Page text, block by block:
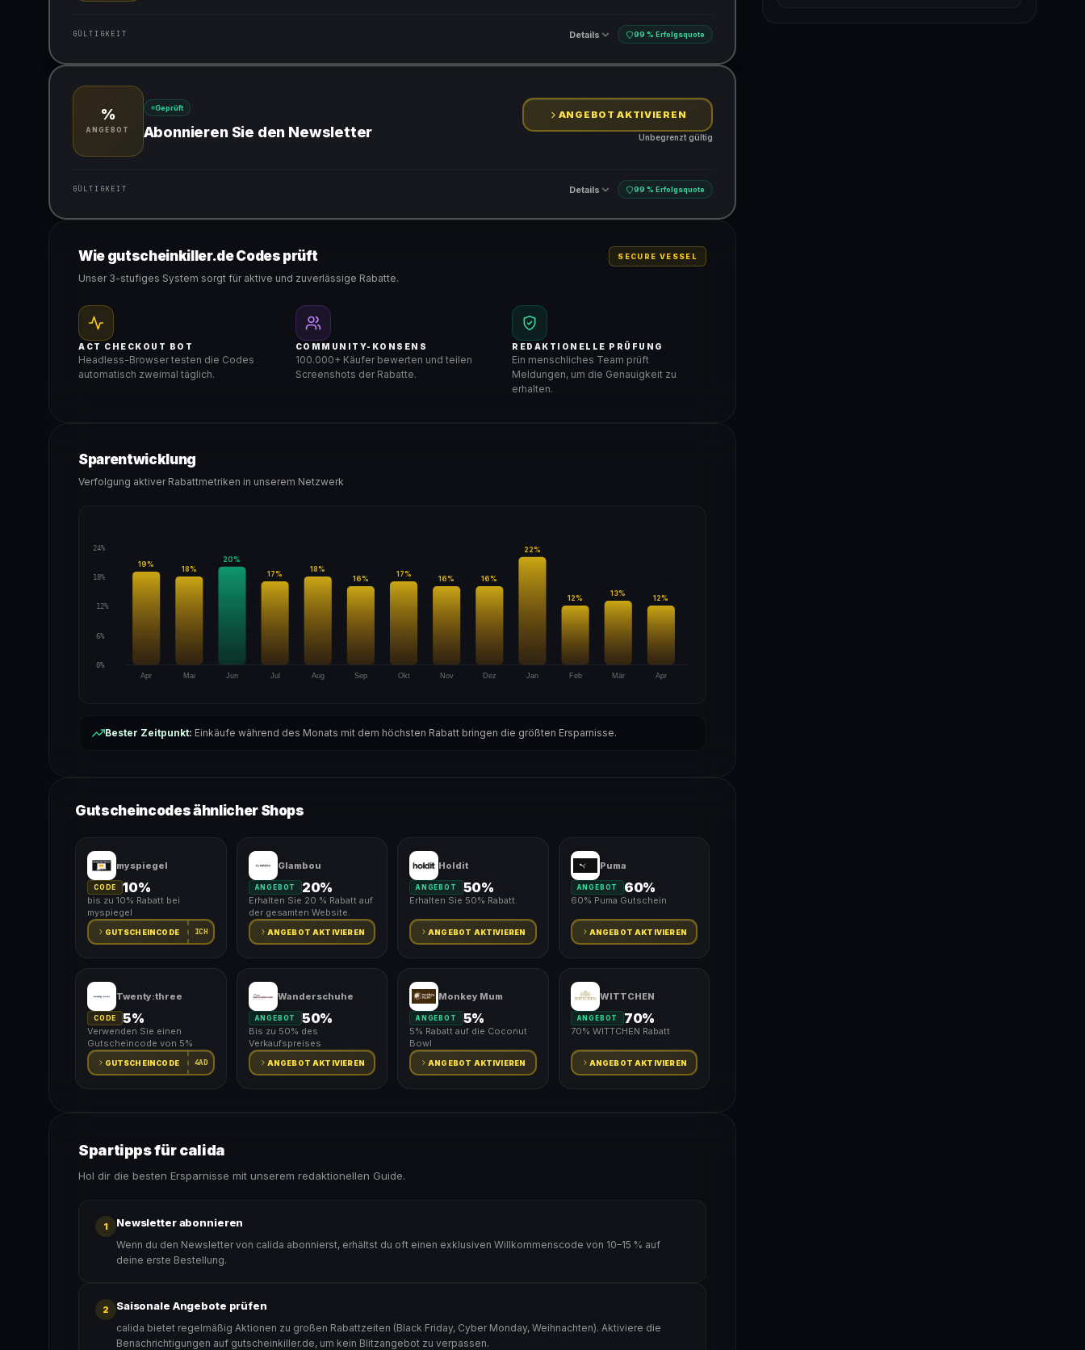
GÜLTIGKEIT Details 99 % Erfolgsquote
Gültig für teilnehmende Produkte
%
ANGEBOT
Geprüft
Abonnieren Sie den Newsletter
ANGEBOT AKTIVIEREN
Unbegrenzt gültig
GÜLTIGKEIT Details 99 % Erfolgsquote
Gültig für teilnehmende Produkte
Wie gutscheinkiller.de Codes prüft
Unser 3-stufiges System sorgt für aktive und zuverlässige Rabatte.
SECURE VESSEL
ACT CHECKOUT BOT
Headless-Browser testen die Codes
automatisch zweimal täglich.
COMMUNITY-KONSENS
100.000+ Käufer bewerten und teilen
Screenshots der Rabatte.
REDAKTIONELLE PRÜFUNG
Ein menschliches Team prüft
Meldungen, um die Genauigkeit zu
erhalten.
Sparentwicklung
Verfolgung aktiver Rabattmetriken in unserem Netzwerk
24%
18%
12%
6%
0%
Apr
19%
Mai
18%
Jun
20%
Jul
17%
Aug
18%
Sep
16%
Okt
17%
Nov
16%
Dez
16%
Jan
22%
Feb
12%
Mär
13%
Apr
12%
Bester Zeitpunkt: Einkäufe während des Monats mit dem höchsten Rabatt bringen die größten Ersparnisse.
Gutscheincodes ähnlicher Shops
myspiegel
CODE 10%
bis zu 10% Rabatt bei
myspiegel
GUTSCHEINCODE ICH
Glambou
ANGEBOT 20%
Erhalten Sie 20 % Rabatt auf
der gesamten Website.
ANGEBOT AKTIVIEREN
Holdit
ANGEBOT 50%
Erhalten Sie 50% Rabatt.
ANGEBOT AKTIVIEREN
Puma
ANGEBOT 60%
60% Puma Gutschein
ANGEBOT AKTIVIEREN
Twenty:three
CODE 5%
Verwenden Sie einen
Gutscheincode von 5%
GUTSCHEINCODE 4AD
Wanderschuhe
ANGEBOT 50%
Bis zu 50% des
Verkaufspreises
ANGEBOT AKTIVIEREN
Monkey Mum
ANGEBOT 5%
5% Rabatt auf die Coconut
Bowl
ANGEBOT AKTIVIEREN
WITTCHEN
ANGEBOT 70%
70% WITTCHEN Rabatt
ANGEBOT AKTIVIEREN
Spartipps für calida
Hol dir die besten Ersparnisse mit unserem redaktionellen Guide.
1 Newsletter abonnieren
Wenn du den Newsletter von calida abonnierst, erhältst du oft einen exklusiven Willkommenscode von 10–15 % auf
deine erste Bestellung.
2 Saisonale Angebote prüfen
calida bietet regelmäßig Aktionen zu großen Rabattzeiten (Black Friday, Cyber Monday, Weihnachten). Aktiviere die
Benachrichtigungen auf gutscheinkiller.de, um kein Blitzangebot zu verpassen.